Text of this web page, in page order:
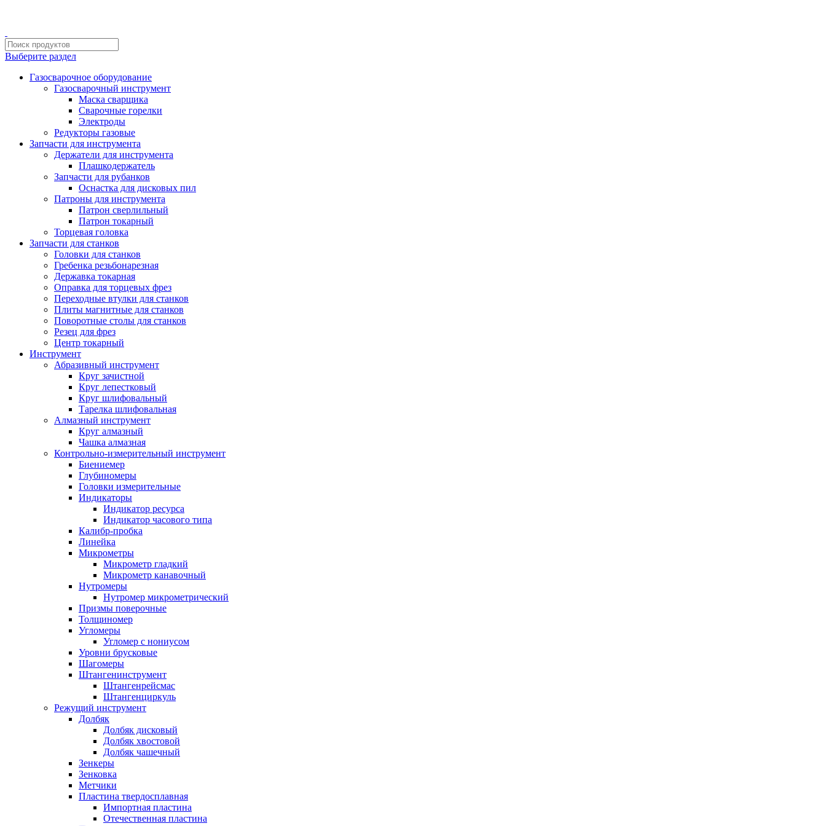
Выберите раздел
Газосварочное оборудование
Газосварочный инструмент
Маска сварщика
Сварочные горелки
Электроды
Редукторы газовые
Запчасти для инструмента
Держатели для инструмента
Плашкодержатель
Запчасти для рубанков
Оснастка для дисковых пил
Патроны для инструмента
Патрон сверлильный
Патрон токарный
Торцевая головка
Запчасти для станков
Головки для станков
Гребенка резьбонарезная
Державка токарная
Оправка для торцевых фрез
Переходные втулки для станков
Плиты магнитные для станков
Поворотные столы для станков
Резец для фрез
Центр токарный
Инструмент
Абразивный инструмент
Круг зачистной
Круг лепестковый
Круг шлифовальный
Тарелка шлифовальная
Алмазный инструмент
Круг алмазный
Чашка алмазная
Контрольно-измерительный инструмент
Биениемер
Глубиномеры
Головки измерительные
Индикаторы
Индикатор ресурса
Индикатор часового типа
Калибр-пробка
Линейка
Микрометры
Микрометр гладкий
Микрометр канавочный
Нутромеры
Нутромер микрометрический
Призмы поверочные
Толщиномер
Угломеры
Угломер с нониусом
Уровни брусковые
Шагомеры
Штангенинструмент
Штангенрейсмас
Штангенциркуль
Режущий инструмент
Долбяк
Долбяк дисковый
Долбяк хвостовой
Долбяк чашечный
Зенкеры
Зенковка
Метчики
Пластина твердосплавная
Импортная пластина
Отечественная пластина